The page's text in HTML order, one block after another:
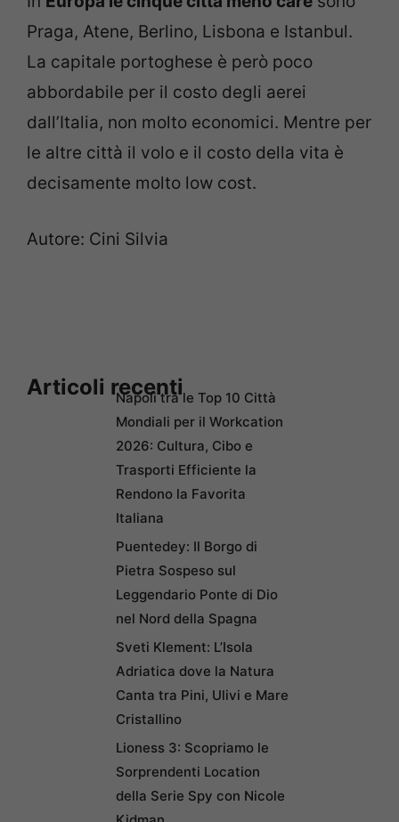
Praga, Atene, Berlino, Lisbona e Istanbul.
La capitale portoghese è però poco
abbordabile per il costo degli aerei
dall’Italia, non molto economici. Mentre per
le altre città il volo e il costo della vita è
decisamente molto low cost.
Autore: Cini Silvia
Articoli recentiNapoli tra le Top 10 Città
Mondiali per il Workcation
2026: Cultura, Cibo e
Trasporti Efficiente la
Rendono la Favorita
Italiana
Puentedey: Il Borgo di
Pietra Sospeso sul
Leggendario Ponte di Dio
nel Nord della Spagna
Sveti Klement: L’Isola
Adriatica dove la Natura
Canta tra Pini, Ulivi e Mare
Cristallino
Lioness 3: Scopriamo le
Sorprendenti Location
della Serie Spy con Nicole